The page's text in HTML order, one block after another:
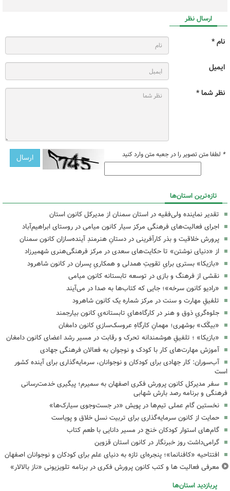
ارسال نظر
نام *
ایمیل
نظر شما *
* لطفا متن تصویر را در جعبه متن وارد کنید
تازه‌ترین استان‌ها
تقدیر نماینده ولی‌فقیه در استان سمنان از مدیرکل کانون استان
اجرای فعالیت‌های فرهنگی مرکز سیار کانون میامی در روستای ابراهیم‌آباد
پرورش خلاقیت و بذر کارآفرینی در دستانِ هنرمندِ آینده‌سازان کانون سمنان
از «دنیای نوشتن» تا حکایت‌های سعدی در مرکز فرهنگی‌هنری شهمیرزاد
«بازیکا» بستری برایِ تقویتِ همدلی و همکاریِ پسران در کانون شاهرود
نقشی از فرهنگ و بازی در توسعه تابستانه کانون میامی
«رادیو کانون سرخه»؛ جایی که کتاب‌ها به صدا در می‌آیند
تلفیقِ مهارت و سنت در مرکز شماره یک کانون شاهرود
جلوه‌گریِ ذوق و هنر در کارگاه‌هایِ تابستانه‌یِ کانون بیارجمند
«بیگَک» بوشهری؛ مهمانِ کارگاهِ عروسک‌سازیِ کانون دامغان
«بازیکا» ؛ تلفیقِ هوشمندانه تحرک و رقابت در مسیر رشد اعضای کانون دامغان
آموزش مهارت‌های کار با کودک و نوجوان به فعالان فرهنگی جهادی
آب‌سوران: کار جهادی برای کودکان و نوجوانان، سرمایه‌گذاری برای آینده کشور
است
سفر مدیرکل کانون پرورش فکری اصفهان به سمیرم؛ پیگیری خدمت‌رسانی
فرهنگی و برنامه رصد بارش شهابی
نخستین گام عملی تیم‌ها در پویش «در جست‌وجوی سیارک‌ها»
حمایت از کانون سرمایه‌گذاری برای تربیت نسل خلاق و پویاست
گام‌های استوار کودکان خنج در مسیر دانایی با طعم کتاب
گرامی‌داشت روز خبرنگار در کانون استان قزوین
افتتاحیه «کافنانما»؛ پنجره‌ای تازه به دنیای علم برای کودکان و نوجوانان اصفهان
معرفی فعالیت ها و کتب کانون پرورش فکری در برنامه تلویزیونی «ناز بالالار»
پربازدید استان‌ها